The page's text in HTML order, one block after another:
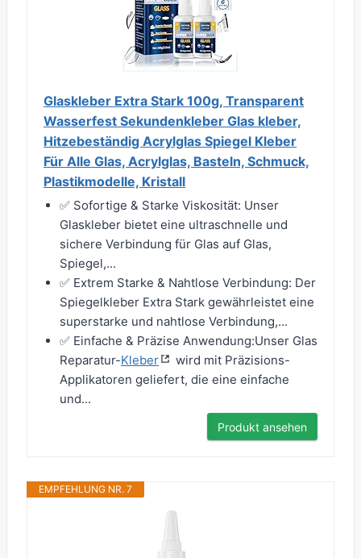
Glaskleber Extra Stark 100g, Transparent
Wasserfest Sekundenkleber Glas kleber,
Hitzebeständig Acrylglas Spiegel Kleber
Für Alle Glas, Acrylglas, Basteln, Schmuck,
Plastikmodelle, Kristall
✅ Sofortige & Starke Viskosität: Unser
Glaskleber bietet eine ultraschnelle und
sichere Verbindung für Glas auf Glas,
Spiegel,...
✅ Extrem Starke & Nahtlose Verbindung: Der
Spiegelkleber Extra Stark gewährleistet eine
superstarke und nahtlose Verbindung,...
✅ Einfache & Präzise Anwendung:Unser Glas
Reparatur-Kleber
wird mit Präzisions-
Applikatoren geliefert, die eine einfache
und...
Produkt ansehen
EMPFEHLUNG NR. 7